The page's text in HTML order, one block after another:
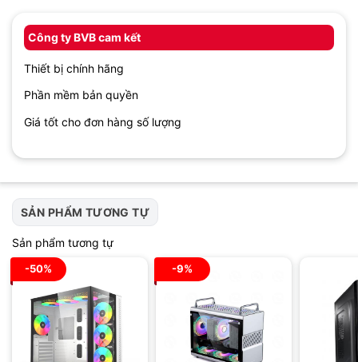
Công ty BVB cam kết
Thiết bị chính hãng
Phần mềm bản quyền
Giá tốt cho đơn hàng số lượng
SẢN PHẨM TƯƠNG TỰ
Sản phẩm tương tự
-50% -9%